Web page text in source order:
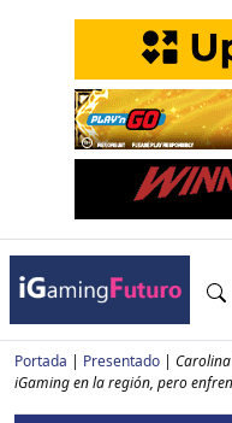
Portada | Presentado |
iGaming en la región, pero